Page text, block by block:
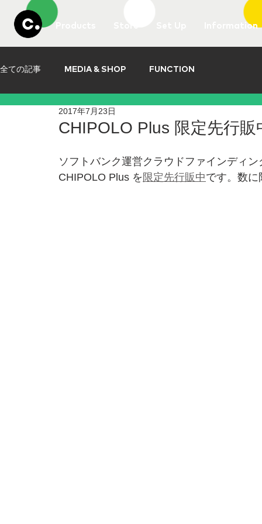
Information
全ての記事 MEDIA & SHOP FUNCTION
CHIPOLO Plus 限定先行販
2017年7月23日
ソフトバンク運営クラウドファインディ
CHIPOLO Plus を 限定先行販中です。数に